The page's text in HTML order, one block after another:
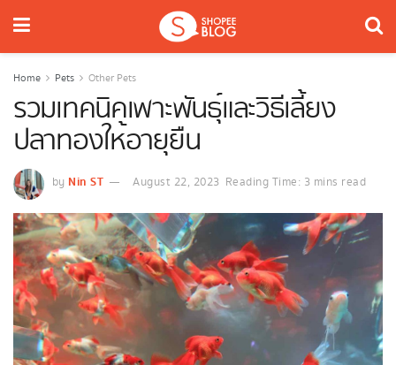
Home Pets Other Pets
รวมเทคนิคเพาะพันธุ์และวิธีเลี้ยง
ปลาทองให้อายุยืน
by Nin ST August 22, 2023 Reading Time: 3 mins read